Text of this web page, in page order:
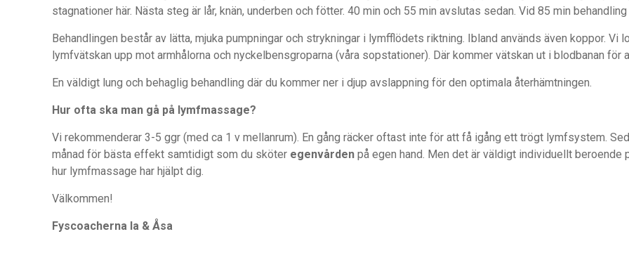
stagnationer här. Nästa steg är lår, knän, underben och fötter. 40 min och 55 min avslutas sedan. Vid 85 min
Behandlingen består av lätta, mjuka pumpningar och strykningar i lymfflödets riktning. Ibland används även koppor.
lymfvätskan upp mot armhålorna och nyckelbensgroparna (våra sopstationer). Där kommer vätskan ut i blodbanan för
En väldigt lung och behaglig behandling där du kommer ner i djup avslappning för den optimala återhämtningen.
Hur ofta ska man gå på lymfmassage?
Vi rekommenderar 3-5 ggr (med ca 1 v mellanrum). En gång räcker oftast inte för att få igång ett trögt lymfsystem.
månad för bästa effekt samtidigt som du sköter egenvården på egen hand. Men det är väldigt individuellt beroende
hur lymfmassage har hjälpt dig.
Välkommen!
Fyscoacherna Ia & Åsa